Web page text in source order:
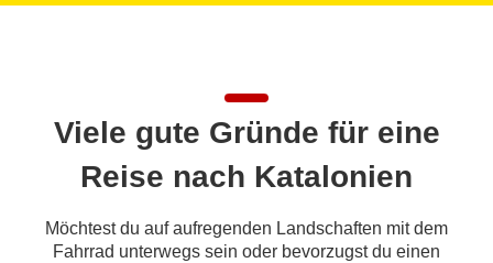
Viele gute Gründe für eine
Reise nach Katalonien
Möchtest du auf aufregenden Landschaften mit dem
Fahrrad unterwegs sein oder bevorzugst du einen